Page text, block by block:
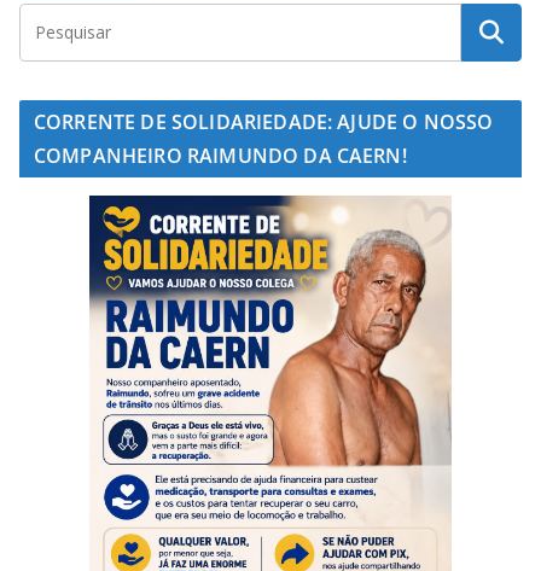
CORRENTE DE SOLIDARIEDADE: AJUDE O NOSSO
COMPANHEIRO RAIMUNDO DA CAERN!